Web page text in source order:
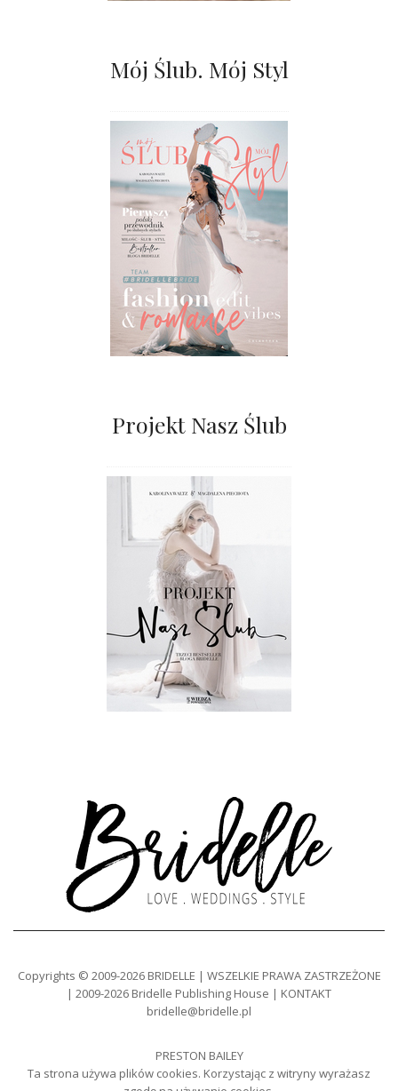
Mój Ślub. Mój Styl
Projekt Nasz Ślub
Copyrights © 2009-2026 BRIDELLE | WSZELKIE PRAWA ZASTRZEŻONE
| 2009-2026 Bridelle Publishing House | KONTAKT
bridelle@bridelle.pl
PRESTON BAILEY
Ta strona używa plików cookies. Korzystając z witryny wyrażasz